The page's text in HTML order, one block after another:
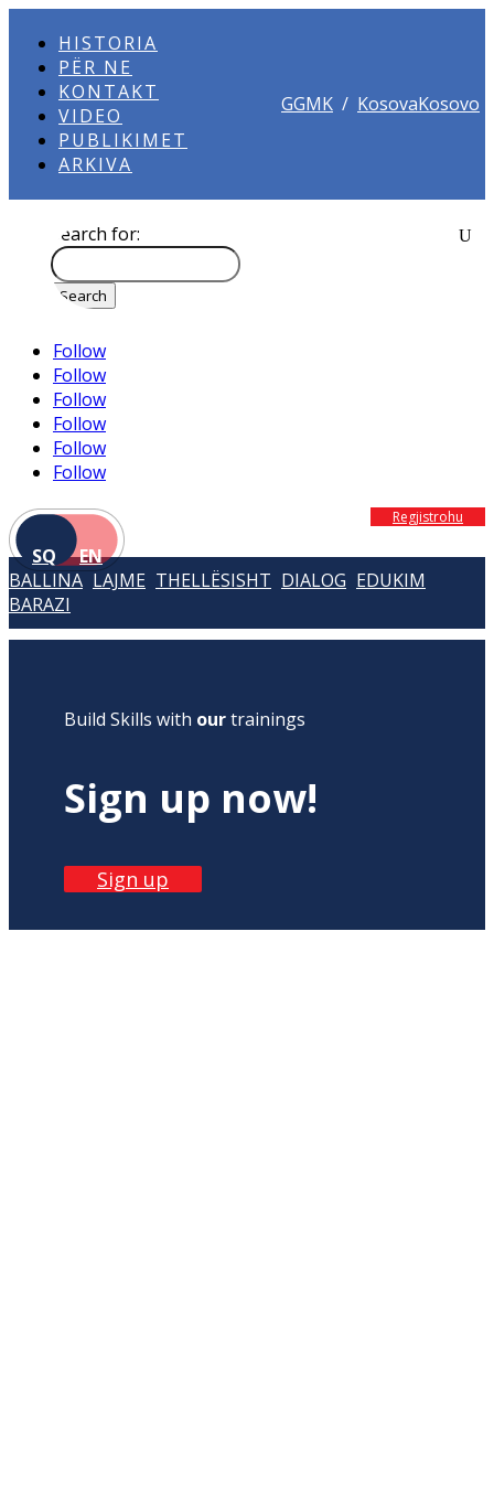
HISTORIA
PËR NE
KONTAKT
VIDEO
PUBLIKIMET
ARKIVA
GGMK / KosovaKosovo
Search for:
Follow
Follow
Follow
Follow
Follow
Follow
SQ EN
Regjistrohu
BALLINA LAJME THELLËSISHT DIALOG EDUKIM
BARAZI
Build Skills with ourtrainings
Sign up now!
Sign up